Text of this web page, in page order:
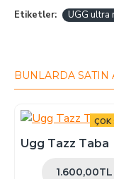
gün daha
Tabanı
Ayakkabı
verirken ;
Etiketler: UGG ultra
BUNLARDA SATIN
ÇOK
Ugg Tazz Taba
1.600,00TL